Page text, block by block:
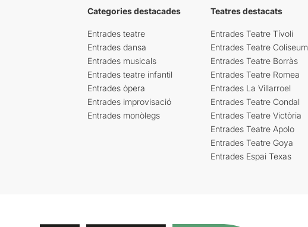
Categories destacades
Entrades teatre
Entrades dansa
Entrades musicals
Entrades teatre infantil
Entrades òpera
Entrades improvisació
Entrades monòlegs
Teatres destacats
Entrades Teatre Tívoli
Entrades Teatre Coliseum
Entrades Teatre Borràs
Entrades Teatre Romea
Entrades La Villarroel
Entrades Teatre Condal
Entrades Teatre Victòria
Entrades Teatre Apolo
Entrades Teatre Goya
Entrades Espai Texas